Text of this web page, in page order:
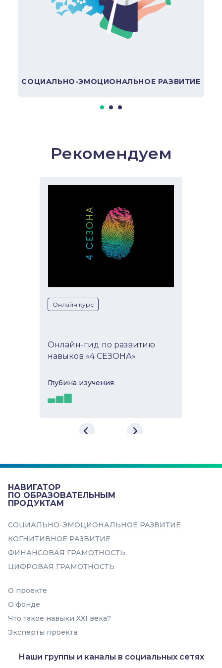
В подборку
СОЦИАЛЬНО-ЭМОЦИОНАЛЬНОЕ РАЗВИТИЕ
Рекомендуем
Онлайн курс
Онлайн-гид по развитию
навыков «4 СЕЗОНА»
Глубина изучeния
Онлайн-гид по развитию
СЕЗОНА» - это возможность для
Самоорганизация
НАВИГАТОР
ПО ОБРАЗОВАТЕЛЬНЫМ
ПРОДУКТАМ
СОЦИАЛЬНО-ЭМОЦИОНАЛЬНОЕ РАЗВИТИЕ
КОГНИТИВНОЕ РАЗВИТИЕ
ФИНАНСОВАЯ ГРАМОТНОСТЬ
ЦИФРОВАЯ ГРАМОТНОСТЬ
О проекте
О фонде
Что такое навыки XXI века?
Эксперты проекта
Наши группы и каналы в социальных сетях